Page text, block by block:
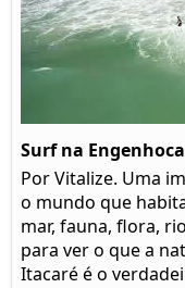
Surf na
Por Vitalize. Uma
o mundo que
mar, fauna, flora,
para ver o que a
Itacaré é o